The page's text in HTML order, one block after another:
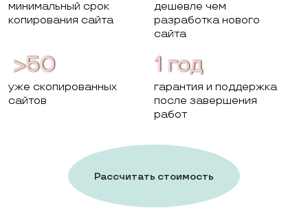
минимальный срок
копирования сайта
дешевле чем
разработка нового
сайта
>50
уже скопированных
сайтов
1 год
гарантия и поддержка
после завершения
работ
Рассчитать стоимость